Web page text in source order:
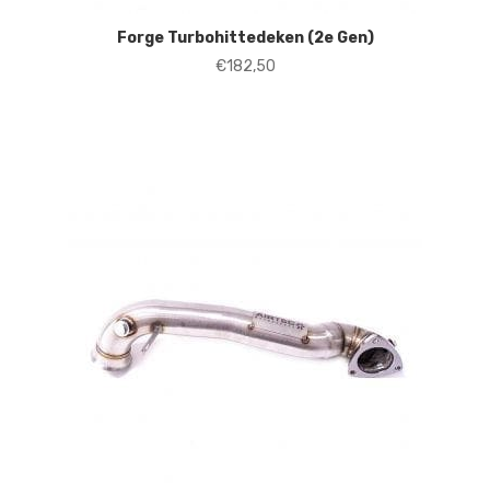
Forge Turbohittedeken (2e Gen)
€182,50